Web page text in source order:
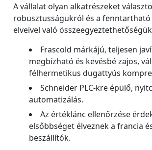
A vállalat olyan alkatrészeket
robusztusságukról és a
elveivel való
Frascold márkájú, teljesen
megbízható és kevésbé zajos,
félhermetikus dugattyús
Schneider PLC-kre épülő,
automatizálás.
Az értéklánc ellenőrzése
elsőbbséget élveznek a francia
beszállítók.